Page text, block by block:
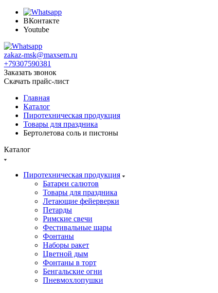
ВКонтакте
Youtube
zakaz-msk@maxsem.ru
+79307590381
Заказать звонок
Скачать прайс-лист
Главная
Каталог
Пиротехническая продукция
Товары для праздника
Бертолетова соль и пистоны
Каталог
Пиротехническая продукция
Батареи салютов
Товары для праздника
Летающие фейерверки
Петарды
Римские свечи
Фестивальные шары
Фонтаны
Наборы ракет
Цветной дым
Фонтаны в торт
Бенгальские огни
Пневмохлопушки